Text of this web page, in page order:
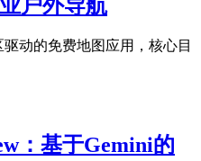
户外导航
驱动的免费地图应用，核心目
：基于Gemini的